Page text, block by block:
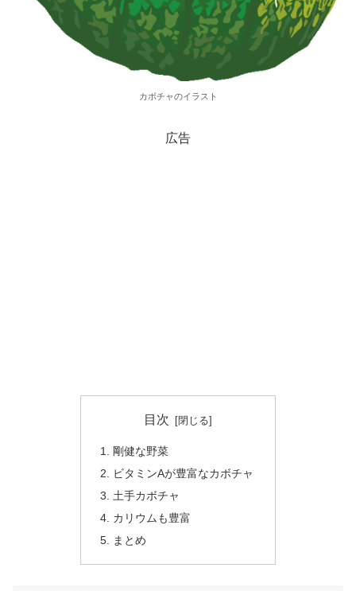
カボチャのイラスト
広告
目次
剛健な野菜
ビタミンAが豊富なカボチャ
土手カボチャ
カリウムも豊富
まとめ